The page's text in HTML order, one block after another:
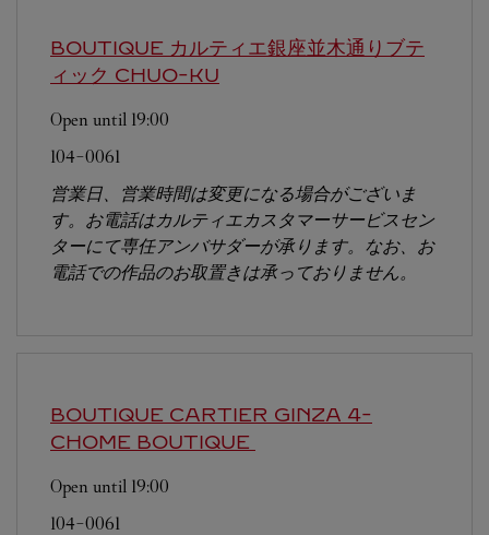
BOUTIQUE カルティエ銀座並木通りブテ
ィック CHUO-KU
Open until 19:00
104-0061
営業日、営業時間は変更になる場合がございま
す。お電話はカルティエカスタマーサービスセン
ターにて専任アンバサダーが承ります。なお、お
電話での作品のお取置きは承っておりません。
BOUTIQUE CARTIER GINZA 4-
CHOME BOUTIQUE
Open until 19:00
104-0061